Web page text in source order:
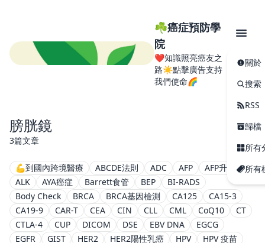
☘️癌症預防學
院
❤️知識照亮癌友之
路☀️點擊廣告支持
我們使命🌈
關於
搜索
RSS
歸檔
所有
所有
膀胱鏡
3篇文章
💪到國內跨境醫療 ABCDE法則 ADC AFP
AFP升高
ALK
AYA癌症 Barrett食管 BEP
BI-RADS
Body Check
BRCA BRCA基因檢測 CA125
CA15-3
CA19-9
CAR-T CEA CIN CLL CML CoQ10
CT
CTLA-4
CUP DICOM DSE EBV DNA
EGCG
EGFR
GIST HER2 HER2陽性乳癌 HPV
HPV 疫苗